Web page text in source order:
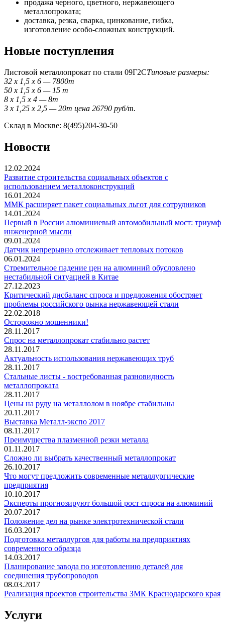
продажа черного, цветного, нержавеющего
металлопроката;
доставка, резка, сварка, цинкование, гибка,
изготовление особо-сложных конструкций.
Новые поступления
Листовой металлопрокат по стали 09Г2СТиповые размеры:
32 x 1,5 x 6 — 7800т
50 x 1,5 x 6 — 15 т
8 x 1,5 x 4 — 8т
3 x 1,25 x 2,5 — 20т цена 26790 руб/т.
Склад в Москве: 8(495)204-30-50
Новости
12.02.2024
Развитие строительства социальных объектов с
использованием металлоконструкций
16.01.2024
ММК расширяет пакет социальных льгот для сотрудников
14.01.2024
Первый в России алюминиевый автомобильный мост: триумф
инженерной мысли
09.01.2024
Датчик непрерывно отслеживает тепловых потоков
06.01.2024
Стремительное падение цен на алюминий обусловлено
нестабильной ситуацией в Китае
27.12.2023
Критический дисбаланс спроса и предложения обостряет
проблемы российского рынка нержавеющей стали
22.02.2018
Осторожно мошенники!
28.11.2017
Спрос на металлопрокат стабильно растет
28.11.2017
Актуальность использования нержавеющих труб
28.11.2017
Стальные листы - востребованная разновидность
металлопроката
28.11.2017
Цены на руду на металлолом в ноябре стабильны
20.11.2017
Выставка Металл-экспо 2017
08.11.2017
Преимущества плазменной резки металла
01.11.2017
Сложно ли выбрать качественный металлопрокат
26.10.2017
Что могут предложить современные металлургические
предприятия
10.10.2017
Эксперты прогнозируют большой рост спроса на алюминий
20.07.2017
Положение дел на рынке электротехнической стали
16.03.2017
Подготовка металлургов для работы на предприятиях
современного образца
14.03.2017
Планирование завода по изготовлению деталей для
соединения трубопроводов
08.03.2017
Реализация проектов строительства ЗМК Краснодарского края
Услуги